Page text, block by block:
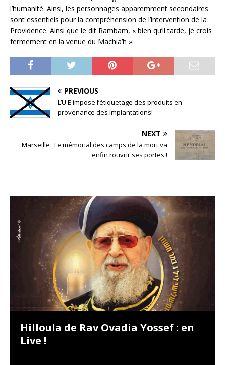
l’humanité. Ainsi, les personnages apparemment secondaires
sont essentiels pour la compréhension de l’intervention de la
Providence. Ainsi que le dit Rambam, « bien qu’il tarde, je crois
fermement en la venue du Machia’h ».
PREVIOUS
L’U.E impose l’étiquetage des produits en
provenance des implantations!
NEXT
Marseille : Le mémorial des camps de la mort va
enfin rouvrir ses portes !
Hilloula de Rav Ovadia Yossef : en
Live !